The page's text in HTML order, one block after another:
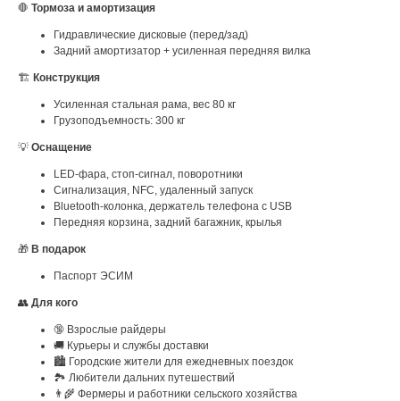
🛑 Тормоза и амортизация
Гидравлические дисковые (перед/зад)
Задний амортизатор + усиленная передняя вилка
🏗 Конструкция
Усиленная стальная рама, вес 80 кг
Грузоподъемность: 300 кг
💡 Оснащение
LED-фара, стоп-сигнал, поворотники
Сигнализация, NFC, удаленный запуск
Bluetooth-колонка, держатель телефона с USB
Передняя корзина, задний багажник, крылья
🎁 В подарок
Паспорт ЭСИМ
👥 Для кого
🔞 Взрослые райдеры
🚚 Курьеры и службы доставки
🏙️ Городские жители для ежедневных поездок
🏞️ Любители дальних путешествий
👨‍🌾 Фермеры и работники сельского хозяйства